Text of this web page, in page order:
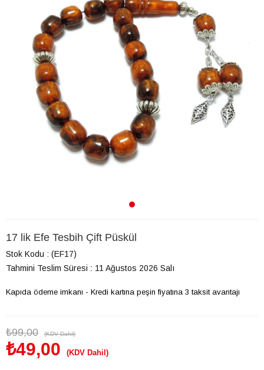
17 lik Efe Tesbih Çift Püskül
Stok Kodu
(EF17)
Tahmini Teslim Süresi : 11 Ağustos 2026 Salı
Kapıda ödeme imkanı - Kredi kartına peşin fiyatına 3 taksit avantajı
₺99,00 (KDV Dahil)
₺49,00 (KDV Dahil)